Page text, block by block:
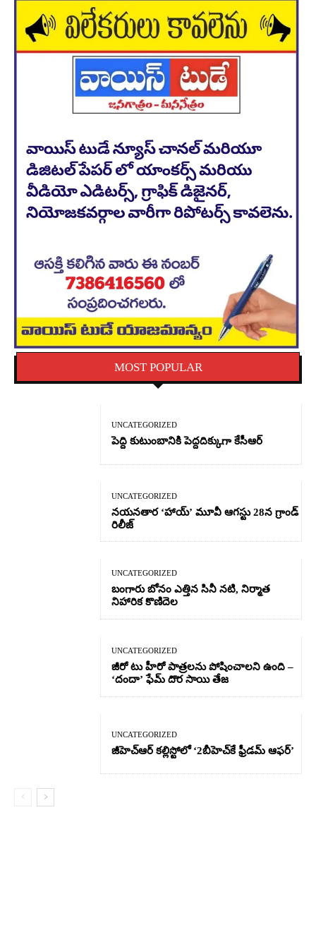
MOST POPULAR
UNCATEGORIZED
పెద్ది కుటుంబానికి పెద్దదిక్కుగా కేసీఆర్
UNCATEGORIZED
నయనతార ‘హాయ్’ మూవీ ఆగస్టు 28న గ్రాండ్
రిలీజ్
UNCATEGORIZED
బంగారు బోనం ఎత్తిన సినీ నటి, నిర్మాత
నిహారిక కొణిదెల
UNCATEGORIZED
జీరో టు హీరో పాత్రలను పోషించాలని ఉంది –
‘దందా’ ఫేమ్ దొర సాయి తేజ
UNCATEGORIZED
జీహెచ్ఆర్‌ కల్లిస్టోలో ‘2బీహెచ్‌కే ఫ్రీడమ్ ఆఫర్’